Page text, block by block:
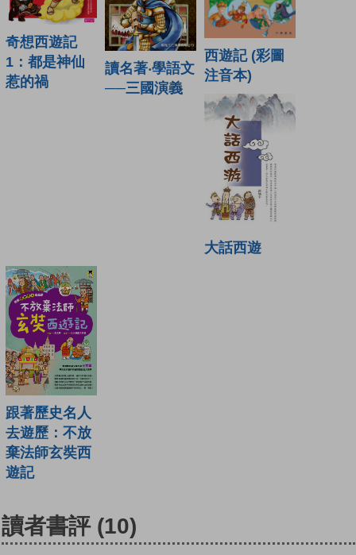
奇想西遊記
1：都是神仙
惹的禍
讀名著‧學語文
──三國演義
西遊記 (彩圖
注音本)
大話西遊
跟著歷史名人
去遊歷：不放
棄法師玄奘西
遊記
讀者書評 (10)